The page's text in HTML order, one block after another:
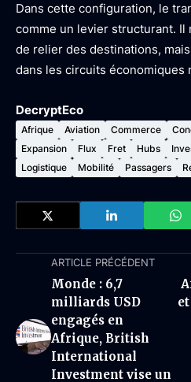
Dans cette configuration, le
comme un levier structurant. Il
de relier des destinations,
dans les circuits économiques
DecryptEco
Afrique Aviation Commerce
Expansion
Flux Fret Hubs
Logistique
Mobilité Passagers
ARTICLE PRÉCÉDENT
Monde : 6,7
milliards USD
engagés en
Afrique, British
International
Investment vise un